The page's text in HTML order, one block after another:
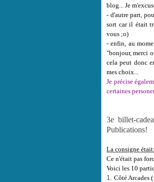
blog... Je
- d'autre part,
sort car il était
vous ;o)
- enfin, au
"bonjour, merci
cela peut donc
mes choix...
Je précise
certaines
3e billet-
Publications!
La consigne était:
Ce n'était pas
Voici les 10
Côté Arcades